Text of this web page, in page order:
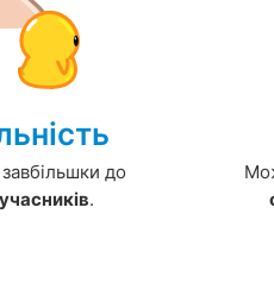
до
.